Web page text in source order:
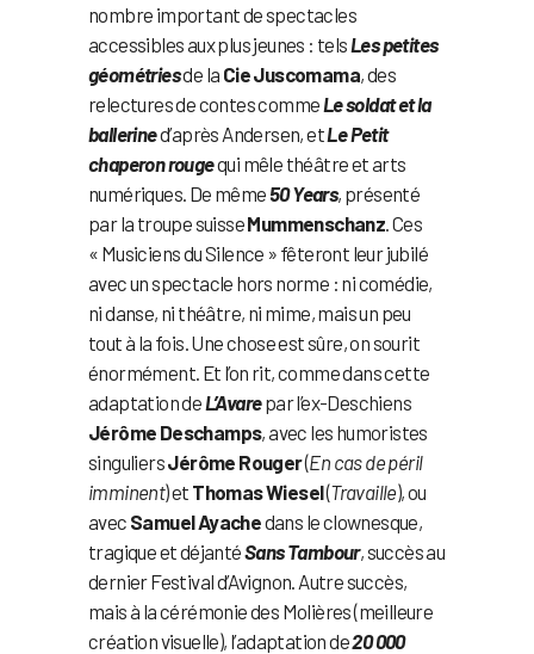
nombre important de spectacles
accessibles aux plus jeunes : tels Les petites
géométriesde la Cie Juscomama, des
relectures de contes comme Le soldat et la
ballerined’après Andersen, etLe Petit
chaperon rougequi mêle théâtre et arts
numériques. De même 50 Years, présenté
par la troupe suisseMummenschanz . Ces
« Musiciens du Silence » fêteront leur jubilé
avec un spectacle hors norme : ni comédie,
ni danse, ni théâtre, ni mime, mais un peu
tout à la fois. Une chose est sûre, on sourit
énormément. Et l’on rit, comme dans cette
adaptation de L’Avarepar l’ex-Deschiens
Jérôme Deschamps, avec les humoristes
singuliersJérôme Rouger(En cas de péril
imminent) et Thomas Wiesel(Travaille), ou
avec Samuel Ayachedans le clownesque,
tragique et déjantéSans Tambour, succès au
dernier Festival d’Avignon. Autre succès,
mais à la cérémonie des Molières (meilleure
création visuelle), l’adaptation de20 000